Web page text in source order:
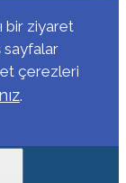
bir ziyaret
sayfalar
çerezleri
.